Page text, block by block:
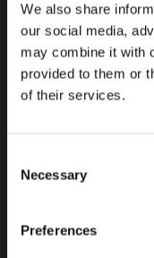
We also share
our social media,
may combine it with
provided to them or
of their services.
Selection
Necessary
Preferences